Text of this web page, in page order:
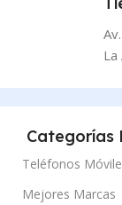
La
Categorías
Teléfonos
Mejores Marcas